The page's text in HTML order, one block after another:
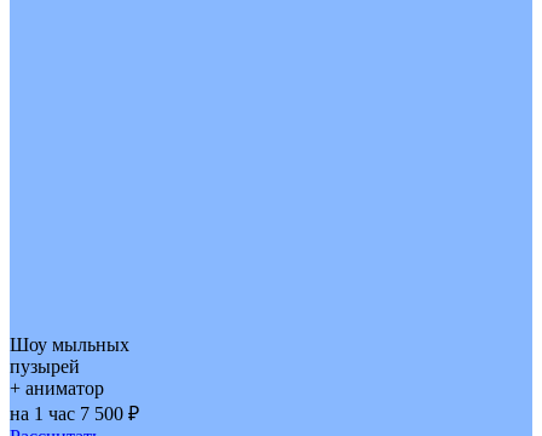
Шоу мыльных
пузырей
+ аниматор
на 1 час 7 500 ₽